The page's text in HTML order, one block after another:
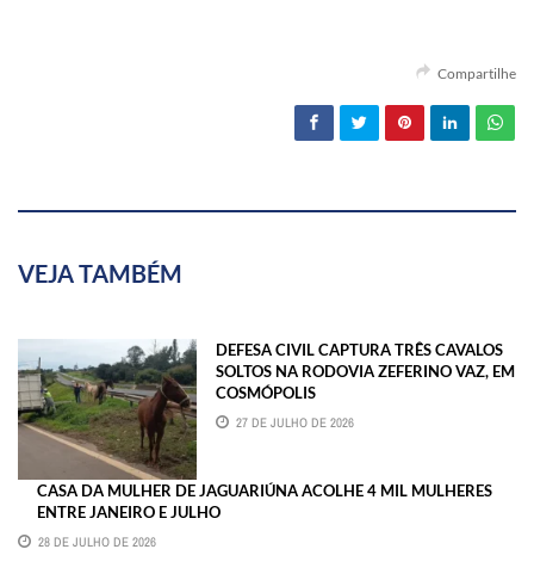
Compartilhe
VEJA TAMBÉM
DEFESA CIVIL CAPTURA TRÊS CAVALOS
SOLTOS NA RODOVIA ZEFERINO VAZ, EM
COSMÓPOLIS
27 DE JULHO DE 2026
CASA DA MULHER DE JAGUARIÚNA ACOLHE 4 MIL MULHERES
ENTRE JANEIRO E JULHO
28 DE JULHO DE 2026